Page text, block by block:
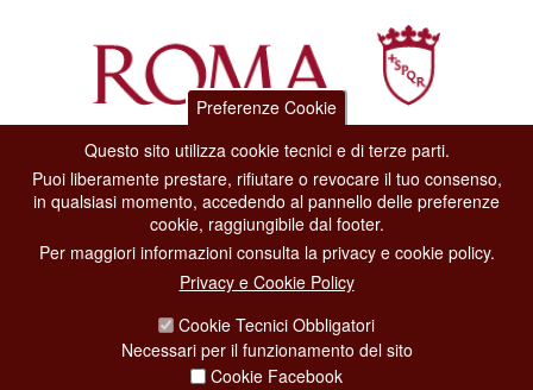
Dipartimento Grandi Eventi, Sport, Turismo e Moda.
Via di San Basilio, 51
00187 Roma
CONTACT CENTER TEL. 06 06 08
CONTATTA LA REDAZIONE
Preferenze Cookie
Questo sito utilizza cookie tecnici e di terze parti.
Puoi liberamente prestare, rifiutare o revocare il tuo consenso,
in qualsiasi momento, accedendo al pannello delle preferenze
cookie, raggiungibile dal footer.
Per maggiori informazioni consulta la privacy e cookie policy.
Privacy e Cookie Policy
Cookie Tecnici Obbligatori
Necessari per il funzionamento del sito
Cookie Facebook